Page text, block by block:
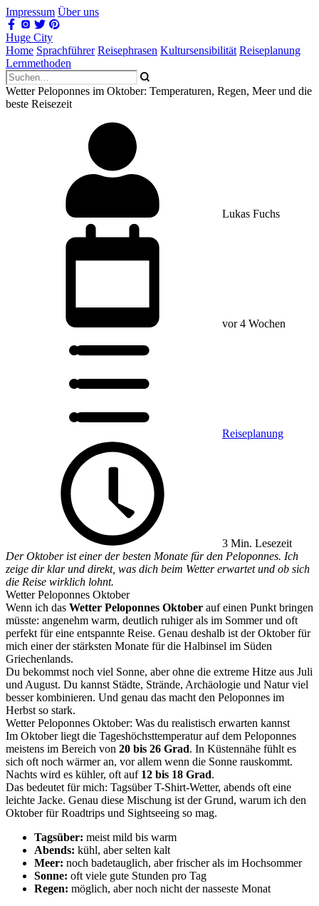
Impressum Über uns
Huge City
Home Sprachführer Reisephrasen Kultursensibilität Reiseplanung
Lernmethoden
Wetter Peloponnes im Oktober: Temperaturen, Regen, Meer und die
beste Reisezeit
Lukas Fuchs
vor 4 Wochen
Reiseplanung
3 Min. Lesezeit
Der Oktober ist einer der besten Monate für den Peloponnes. Ich
zeige dir klar und direkt, was dich beim Wetter erwartet und ob sich
die Reise wirklich lohnt.
Wetter Peloponnes Oktober
Wenn ich das Wetter Peloponnes Oktober auf einen Punkt bringen
müsste: angenehm warm, deutlich ruhiger als im Sommer und oft
perfekt für eine entspannte Reise. Genau deshalb ist der Oktober für
mich einer der stärksten Monate für die Halbinsel im Süden
Griechenlands.
Du bekommst noch viel Sonne, aber ohne die extreme Hitze aus Juli
und August. Du kannst Städte, Strände, Archäologie und Natur viel
besser kombinieren. Und genau das macht den Peloponnes im
Herbst so stark.
Wetter Peloponnes Oktober: Was du realistisch erwarten kannst
Im Oktober liegt die Tageshöchsttemperatur auf dem Peloponnes
meistens im Bereich von 20 bis 26 Grad. In Küstennähe fühlt es
sich oft noch wärmer an, vor allem wenn die Sonne rauskommt.
Nachts wird es kühler, oft auf 12 bis 18 Grad.
Das bedeutet für mich: Tagsüber T-Shirt-Wetter, abends oft eine
leichte Jacke. Genau diese Mischung ist der Grund, warum ich den
Oktober für Roadtrips und Sightseeing so mag.
Tagsüber: meist mild bis warm
Abends: kühl, aber selten kalt
Meer: noch badetauglich, aber frischer als im Hochsommer
Sonne: oft viele gute Stunden pro Tag
Regen: möglich, aber noch nicht der nasseste Monat